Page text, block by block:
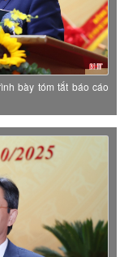
bày tóm tắt báo cáo